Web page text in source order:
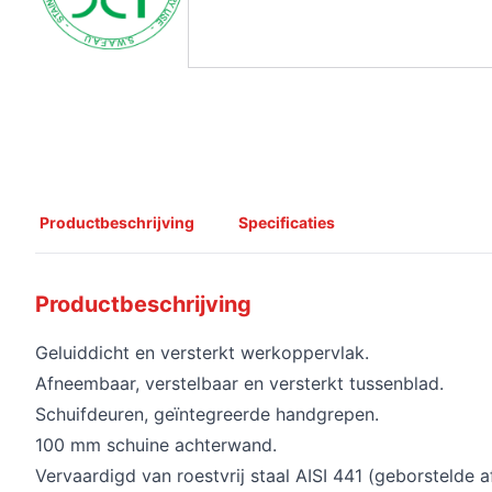
Productbeschrijving Specificaties
Productbeschrijving
Geluiddicht en versterkt werkoppervlak.
Afneembaar, verstelbaar en versterkt tussenblad.
Schuifdeuren, geïntegreerde handgrepen.
100 mm schuine achterwand.
Vervaardigd van roestvrij staal AISI 441 (geborstelde